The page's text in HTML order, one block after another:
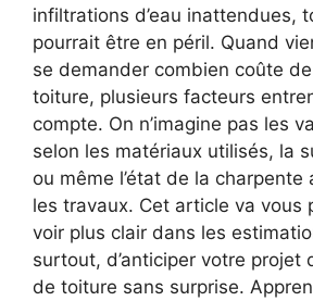
infiltrations d’eau inattendues,
pourrait être en péril. Quand
se demander combien coûte
toiture, plusieurs facteurs
compte. On n’imagine pas les
selon les matériaux utilisés, la
ou même l’état de la charpente
les travaux. Cet article va vous
voir plus clair dans les
surtout, d’anticiper votre projet
de toiture sans surprise.